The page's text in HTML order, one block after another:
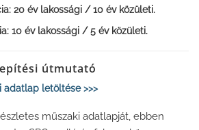
20 év lakossági / 10 év közületi.
10 év lakossági / 5 év közületi.
útmutató
adatlap letöltése >>>
műszaki adatlapját, ebben